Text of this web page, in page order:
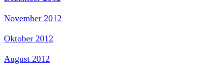
November 2012
Oktober 2012
August 2012